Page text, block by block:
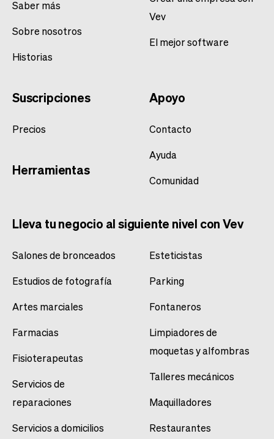
Saber más
Sobre nosotros
Historias
Vev
El mejor software
Suscripciones
Precios
Herramientas
Apoyo
Contacto
Ayuda
Comunidad
Lleva tu negocio al siguiente nivel con Vev
Salones de bronceados
Estudios de fotografía
Artes marciales
Farmacias
Fisioterapeutas
Servicios de
reparaciones
Servicios a domicilios
Esteticistas
Parking
Fontaneros
Limpiadores de
moquetas y alfombras
Talleres mecánicos
Maquilladores
Restaurantes